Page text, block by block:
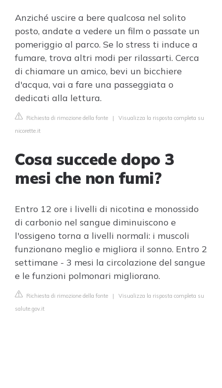
Anziché uscire a bere qualcosa nel solito
posto, andate a vedere un film o passate un
pomeriggio al parco. Se lo stress ti induce a
fumare, trova altri modi per rilassarti. Cerca
di chiamare un amico, bevi un bicchiere
d'acqua, vai a fare una passeggiata o
dedicati alla lettura.
Richiesta di rimozione della fonte | Visualizza la risposta completa su
nicorette.it
Cosa succede dopo 3
mesi che non fumi?
Entro 12 ore i livelli di nicotina e monossido
di carbonio nel sangue diminuiscono e
l'ossigeno torna a livelli normali: i muscoli
funzionano meglio e migliora il sonno. Entro 2
settimane - 3 mesi la circolazione del sangue
e le funzioni polmonari migliorano.
Richiesta di rimozione della fonte | Visualizza la risposta completa su
salute.gov.it